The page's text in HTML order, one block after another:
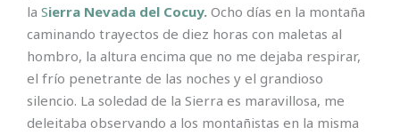
la Sierra Nevada del Cocuy. Ocho días en la montaña
caminando trayectos de diez horas con maletas al
hombro, la altura encima que no me dejaba respirar,
el frío penetrante de las noches y el grandioso
silencio. La soledad de la Sierra es maravillosa, me
deleitaba observando a los montañistas en la misma